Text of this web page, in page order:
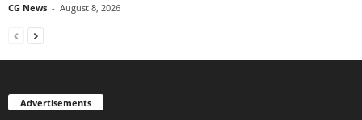
CG News - August 8, 2026
Advertisements